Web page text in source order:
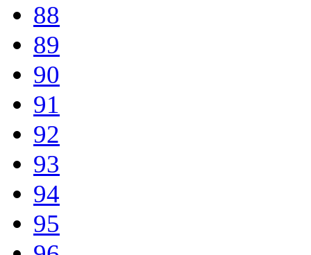
88
89
90
91
92
93
94
95